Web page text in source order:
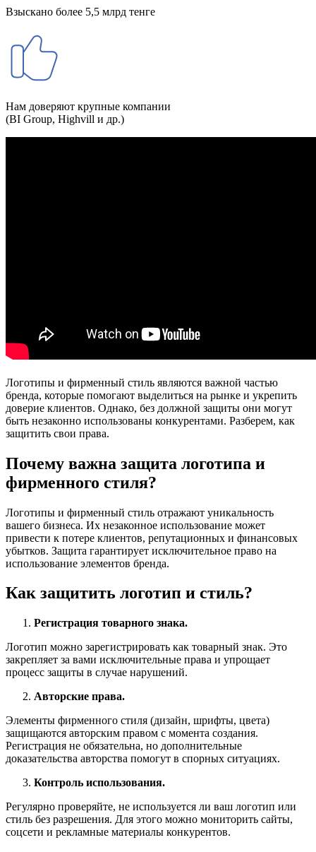
Взыскано более 5,5 млрд тенге
Нам доверяют крупные компании
(BI Group, Highvill и др.)
Логотипы и фирменный стиль являются важной частью
бренда, которые помогают выделиться на рынке и укрепить
доверие клиентов. Однако, без должной защиты они могут
быть незаконно использованы конкурентами. Разберем, как
защитить свои права.
Почему важна защита логотипа и
фирменного стиля?
Логотипы и фирменный стиль отражают уникальность
вашего бизнеса. Их незаконное использование может
привести к потере клиентов, репутационных и финансовых
убытков. Защита гарантирует исключительное право на
использование элементов бренда.
Как защитить логотип и стиль?
Регистрация товарного знака.
Логотип можно зарегистрировать как товарный знак. Это
закрепляет за вами исключительные права и упрощает
процесс защиты в случае нарушений.
Авторские права.
Элементы фирменного стиля (дизайн, шрифты, цвета)
защищаются авторским правом с момента создания.
Регистрация не обязательна, но дополнительные
доказательства авторства помогут в спорных ситуациях.
Контроль использования.
Регулярно проверяйте, не используется ли ваш логотип или
стиль без разрешения. Для этого можно мониторить сайты,
соцсети и рекламные материалы конкурентов.